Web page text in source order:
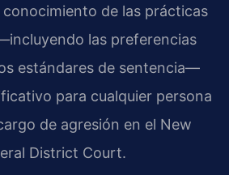
de las prácticas
las preferencias
estándares de sentencia—
para cualquier persona
de agresión en el New
District Court.